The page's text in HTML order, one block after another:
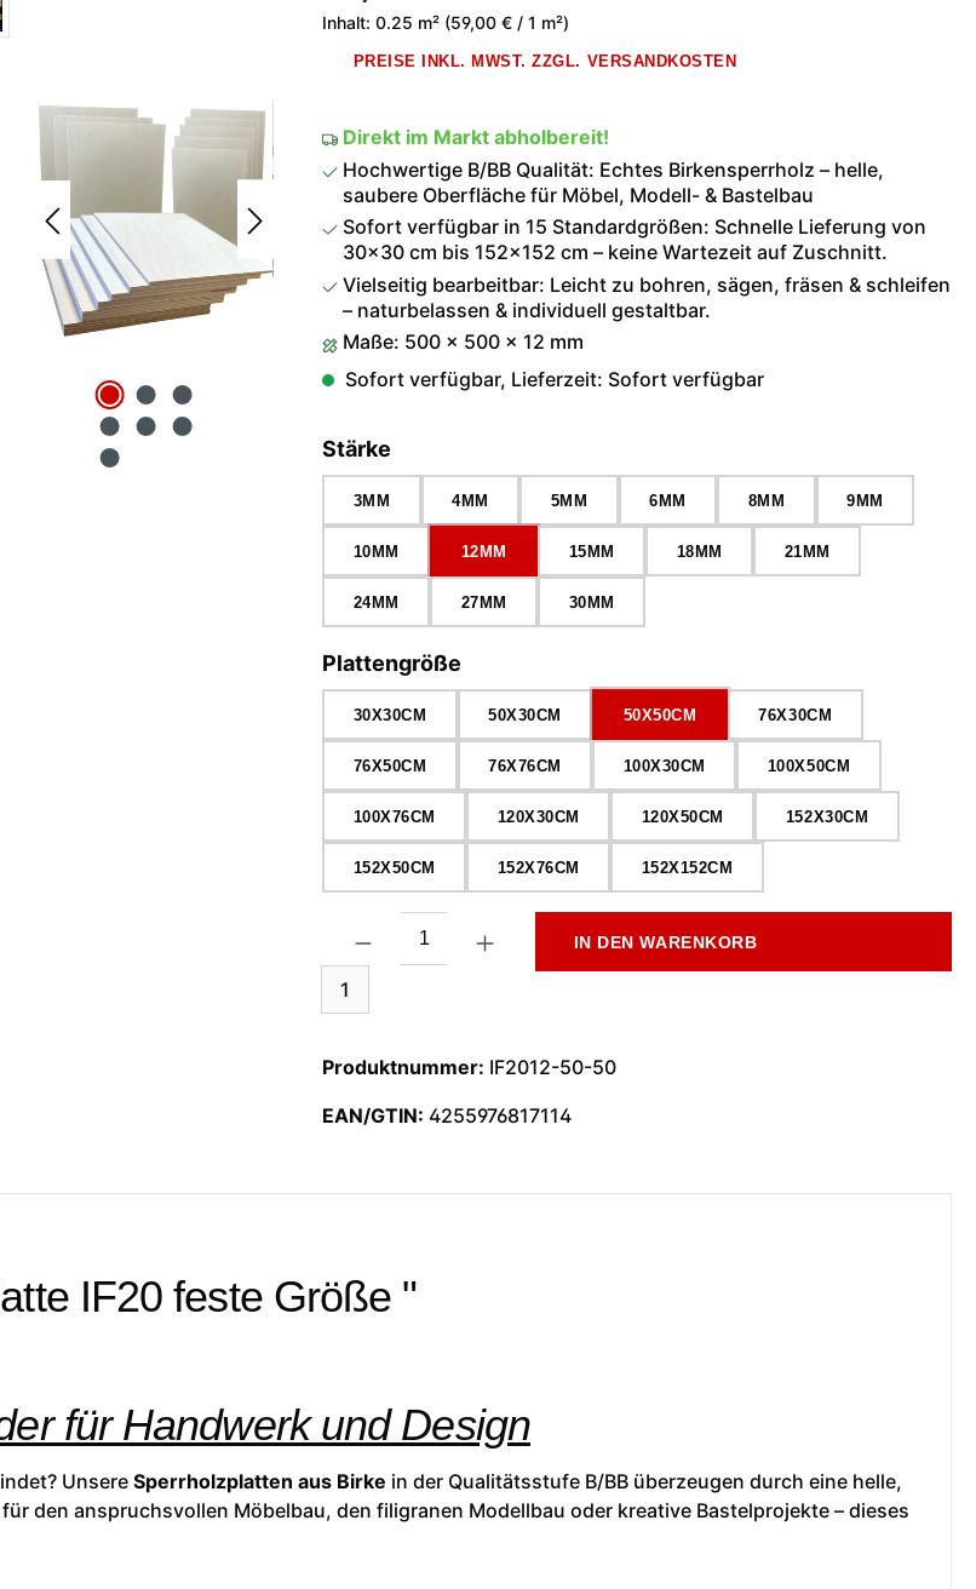
Inhalt: 0.25 m² (59,00 € / 1 m²)
PREISE INKL. MWST. ZZGL. VERSANDKOSTEN
Direkt im Markt abholbereit!
Hochwertige B/BB Qualität: Echtes Birkensperrholz – helle,
saubere Oberfläche für Möbel, Modell- & Bastelbau
Sofort verfügbar in 15 Standardgrößen: Schnelle Lieferung von
30×30 cm bis 152×152 cm – keine Wartezeit auf Zuschnitt.
Vielseitig bearbeitbar: Leicht zu bohren, sägen, fräsen & schleifen
– naturbelassen & individuell gestaltbar.
Maße: 500 × 500 × 12 mm
Sofort verfügbar, Lieferzeit: Sofort verfügbar
Stärke
3MM 4MM 5MM 6MM 8MM 9MM
10MM 12MM 15MM 18MM 21MM
24MM 27MM 30MM
Plattengröße
30X30CM 50X30CM 50X50CM 76X30CM
76X50CM 76X76CM 100X30CM 100X50CM
100X76CM 120X30CM 120X50CM 152X30CM
152X50CM 152X76CM 152X152CM
1
IN DEN WARENKORB
Produktnummer: IF2012-50-50
EAN/GTIN: 4255976817114
IF20 feste Größe "
für Handwerk und Design
Unsere Sperrholzplatten aus Birke in der Qualitätsstufe B/BB überzeugen durch eine helle,
den anspruchsvollen Möbelbau, den filigranen Modellbau oder kreative Bastelprojekte – dieses